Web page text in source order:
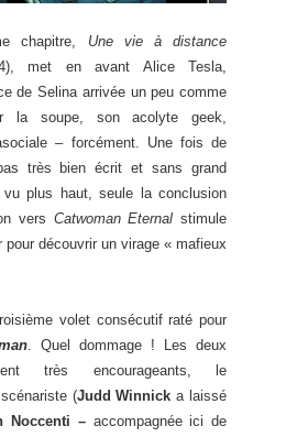
chapitre, Une vie à distance
met en avant Alice Tesla,
de Selina arrivée un peu comme
la soupe, son acolyte geek,
– forcément. Une fois de
très bien écrit et sans grand
vu plus haut, seule la conclusion
vers Catwoman Eternal stimule
pour découvrir un virage « mafieux
volet consécutif raté pour
. Quel dommage ! Les deux
très encourageants, le
(Judd Winnick a laissé
Noccenti – accompagnée ici de